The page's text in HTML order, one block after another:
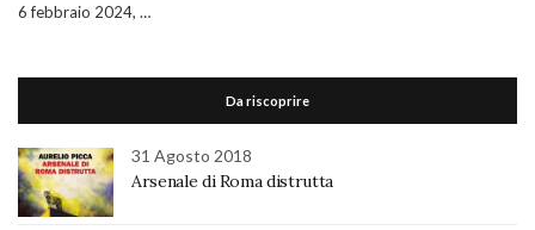
6 febbraio 2024, …
Da riscoprire
31 Agosto 2018
Arsenale di Roma distrutta